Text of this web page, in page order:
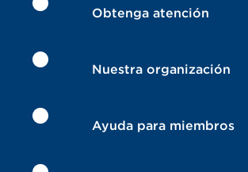
Obtenga atención
Nuestra organización
Ayuda para miembros